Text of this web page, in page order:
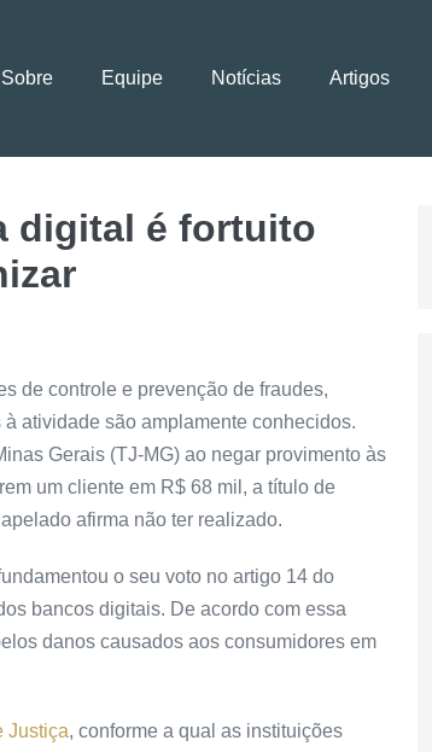
Sobre Equipe Notícias Artigos
digital é fortuito
de controle e prevenção de fraudes,
atividade são amplamente conhecidos.
Gerais (TJ-MG) ao negar provimento às
um cliente em R$ 68 mil, a título de
afirma não ter realizado.
o seu voto no artigo 14 do
bancos digitais. De acordo com essa
danos causados aos consumidores em
Justiça, conforme a qual as instituições